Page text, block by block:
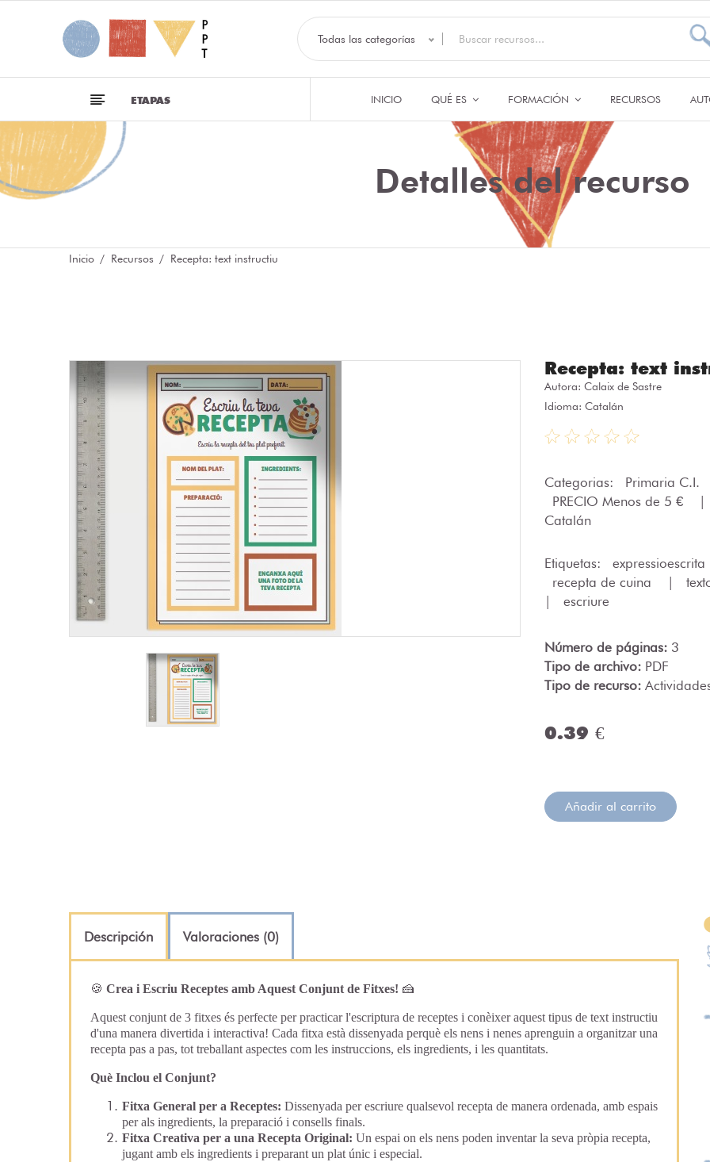
Todas las categorías
ETAPAS INICIO QUÉ ES FORMACIÓN RECURSOS
Detalles del recurso
Inicio Recursos Recepta: text instructiu
Recepta: text
Autora: Calaix de Sastre
Idioma: Catalán
Categorias: Primaria C.I.
PRECIO Menos de 5 €
Catalán
Etiquetas: expressioescrita
recepta de cuina
escriure
Número de páginas: 3
Tipo de archivo: PDF
Tipo de recurso:
0.39 €
Añadir al carrito
Descripción Valoraciones (0)
🍪 Crea i Escriu Receptes amb Aquest Conjunt de Fitxes! 🍰
Aquest conjunt de 3 fitxes és perfecte per practicar l'escriptura de receptes i conèixer aquest tipus de text instructiu
d'una manera divertida i interactiva! Cada fitxa està dissenyada perquè els nens i nenes aprenguin a organitzar una
recepta pas a pas, tot treballant aspectes com les instruccions, els ingredients, i les quantitats.
Què Inclou el Conjunt?
Fitxa General per a Receptes: Dissenyada per escriure qualsevol recepta de manera ordenada, amb espais
per als ingredients, la preparació i consells finals.
Fitxa Creativa per a una Recepta Original: Un espai on els nens poden inventar la seva pròpia recepta,
jugant amb els ingredients i preparant un plat únic i especial.